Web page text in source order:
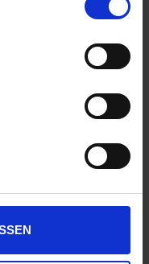
12. August 2026